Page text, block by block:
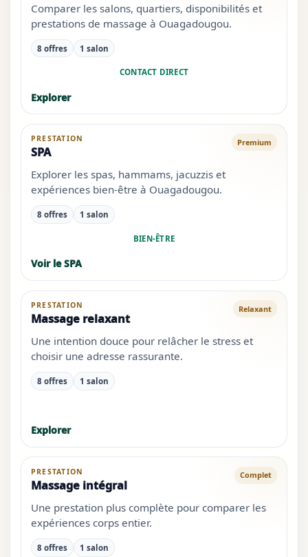
Comparer les salons, quartiers, disponibilités et
prestations de massage à Ouagadougou.
8 offres 1 salon
CONTACT DIRECT
Explorer
PRESTATION
SPA
Premium
Explorer les spas, hammams, jacuzzis et
expériences bien-être à Ouagadougou.
8 offres 1 salon
BIEN-ÊTRE
Voir le SPA
PRESTATION
Massage relaxant
Relaxant
Une intention douce pour relâcher le stress et
choisir une adresse rassurante.
8 offres 1 salon
Explorer
PRESTATION
Massage intégral
Complet
Une prestation plus complète pour comparer les
expériences corps entier.
8 offres 1 salon